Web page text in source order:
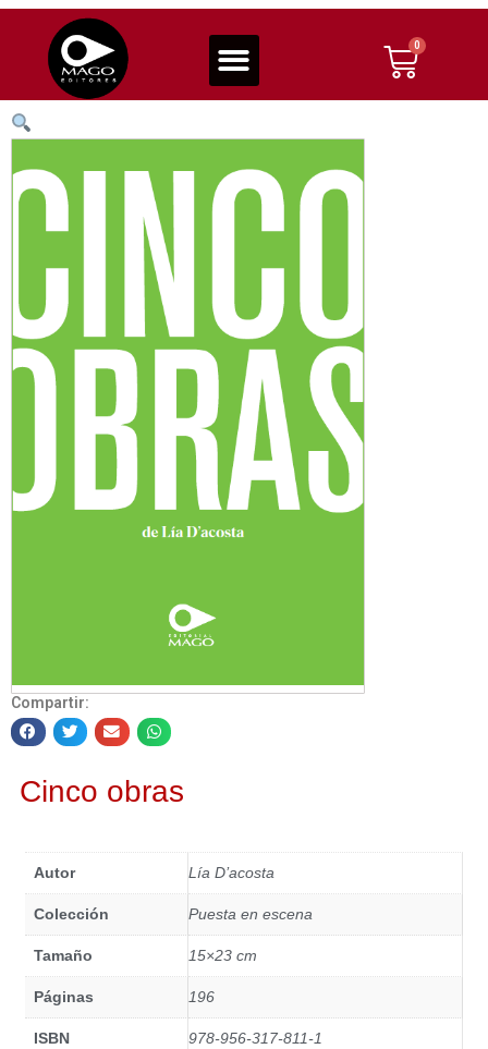
Compartir:
Cinco obras
Autor Lía D’acosta
Colección Puesta en escena
Tamaño 15×23 cm
Páginas 196
ISBN 978-956-317-811-1